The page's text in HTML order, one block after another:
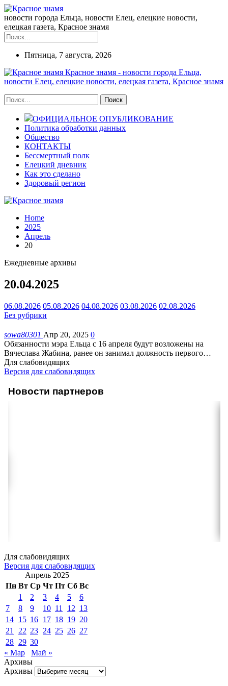
новости города Ельца, новости Елец, елецкие новости,
елецкая газета, Красное знамя
Пятница, 7 августа, 2026
Красное знамя - новости города Ельца,
новости Елец, елецкие новости, елецкая газета, Красное знамя
ОФИЦИАЛЬНОЕ ОПУБЛИКОВАНИЕ
Политика обработки данных
Общество
КОНТАКТЫ
Бессмертный полк
Елецкий дневник
Как это сделано
Здоровый регион
Home
2025
Апрель
20
Ежедневные архивы
20.04.2025
06.08.2026 05.08.2026 04.08.2026 03.08.2026 02.08.2026
Без рубрики
sowa80301 Апр 20, 2025 0
Обязанности мэра Ельца с 16 апреля будут возложены на
Вячеслава Жабина, ранее он занимал должность первого…
Для слабовидящих
Версия для слабовидящих
Новости партнеров
Для слабовидящих
Версия для слабовидящих
Апрель 2025
Пн Вт Ср Чт Пт Сб Вс
1
2 3 4 5
6
7
8 9 10 11 12 13
14 15 16 17 18 19 20
21
22 23 24 25 26 27
28 29 30
« Мар
Май »
Архивы
Архивы